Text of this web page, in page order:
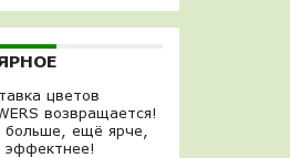
цветов
возвращается!
ещё ярче,